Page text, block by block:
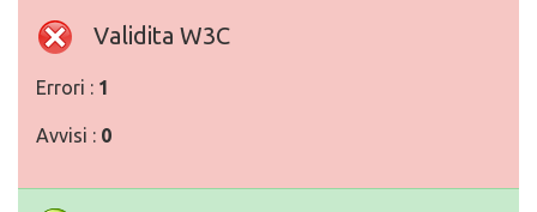
Validita W3C
Errori : 1
Avvisi : 0